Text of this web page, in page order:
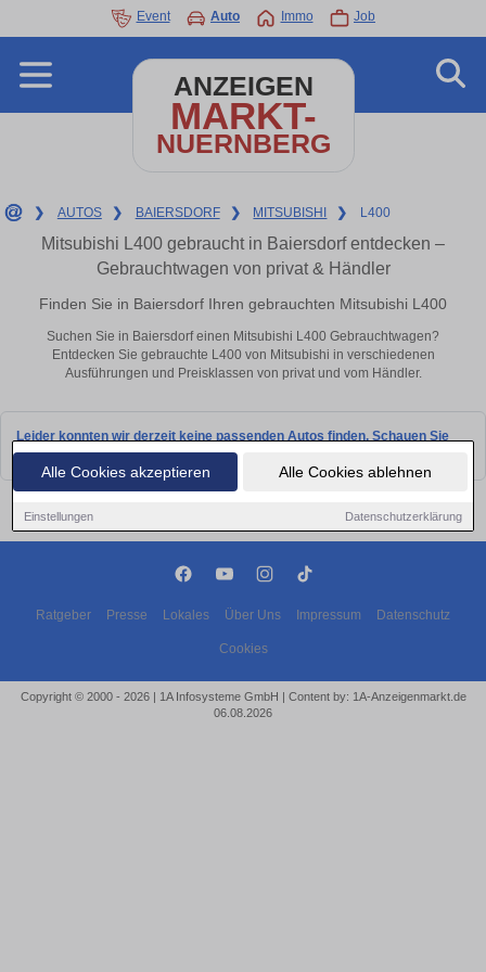
Alle Cookies akzeptieren Alle Cookies ablehnen
Einstellungen Datenschutzerklärung
Event Auto Immo Job
ANZEIGEN
MARKT-
NUERNBERG
❯ AUTOS ❯ BAIERSDORF ❯ MITSUBISHI ❯ L400
Mitsubishi L400 gebraucht in Baiersdorf entdecken –
Gebrauchtwagen von privat & Händler
Finden Sie in Baiersdorf Ihren gebrauchten Mitsubishi L400
Suchen Sie in Baiersdorf einen Mitsubishi L400 Gebrauchtwagen?
Entdecken Sie gebrauchte L400 von Mitsubishi in verschiedenen
Ausführungen und Preisklassen von privat und vom Händler.
Leider konnten wir derzeit keine passenden Autos finden. Schauen Sie
bald wieder vorbei!
Ratgeber Presse Lokales Über Uns Impressum Datenschutz
Cookies
Copyright © 2000 - 2026 | 1A Infosysteme GmbH | Content by: 1A-Anzeigenmarkt.de
06.08.2026